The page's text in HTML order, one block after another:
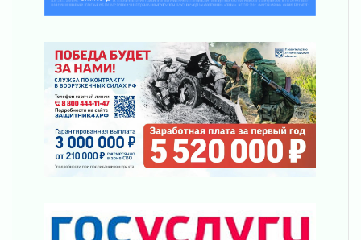
Часть медиков в Ленобласти сможет
03 августа 2026
За сутки в Ленинградской области
ликвидировали 10 пожаров
03 августа 2026
Клюква наливается, но в корзинку пока не
просится
03 августа 2026
Шесть новых жизней в честь дня рождения